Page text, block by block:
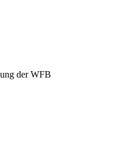
der WFB